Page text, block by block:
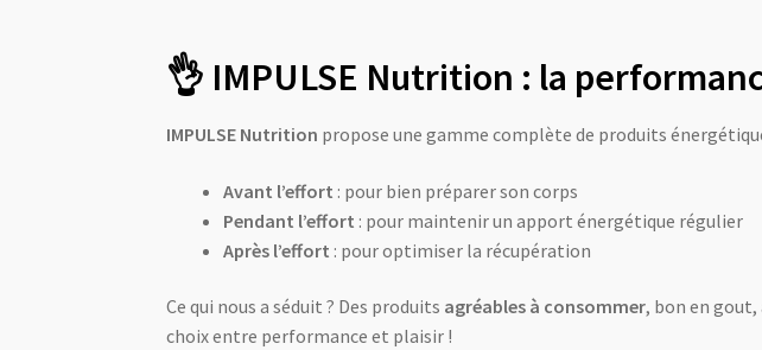
👌 IMPULSE Nutrition : la
IMPULSE Nutrition propose une gamme complète de produits
Avant l’effort : pour bien préparer son corps
Pendant l’effort : pour maintenir un apport énergétique régulier
Après l’effort : pour optimiser la récupération
Ce qui nous a séduit ? Des produits agréables à consommer, bon en
choix entre performance et plaisir !